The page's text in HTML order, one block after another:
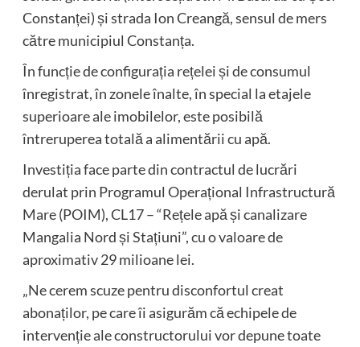
Constanței) și strada Ion Creangă, sensul de mers
către municipiul Constanța.
În funcție de configurația rețelei și de consumul
înregistrat, în zonele înalte, în special la etajele
superioare ale imobilelor, este posibilă
întreruperea totală a alimentării cu apă.
Investiția face parte din contractul de lucrări
derulat prin Programul Operațional Infrastructură
Mare (POIM), CL17 – “Rețele apă și canalizare
Mangalia Nord și Stațiuni”, cu o valoare de
aproximativ 29 milioane lei.
„Ne cerem scuze pentru disconfortul creat
abonaților, pe care îi asigurăm că echipele de
intervenție ale constructorului vor depune toate